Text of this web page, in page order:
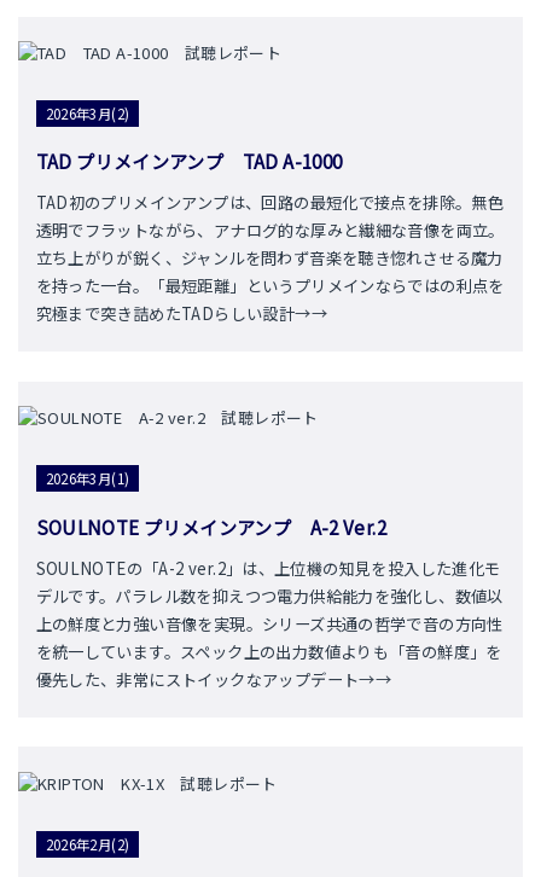
2026年3月(2)
TAD プリメインアンプ TAD A-1000
TAD初のプリメインアンプは、回路の最短化で接点を排除。無色
透明でフラットながら、アナログ的な厚みと繊細な音像を両立。
立ち上がりが鋭く、ジャンルを問わず音楽を聴き惚れさせる魔力
を持った一台。「最短距離」というプリメインならではの利点を
究極まで突き詰めたTADらしい設計→→
2026年3月(1)
SOULNOTE プリメインアンプ A-2 Ver.2
SOULNOTEの「A-2 ver.2」は、上位機の知見を投入した進化モ
デルです。パラレル数を抑えつつ電力供給能力を強化し、数値以
上の鮮度と力強い音像を実現。シリーズ共通の哲学で音の方向性
を統一しています。スペック上の出力数値よりも「音の鮮度」を
優先した、非常にストイックなアップデート→→
2026年2月(2)